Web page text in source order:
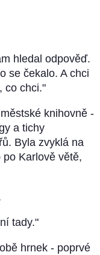
hledal odpověď.
se čekalo. A chci
co chci."
knihovně -
a tichy
Byla zvyklá na
Karlově větě,
tady."
hrnek - poprvé